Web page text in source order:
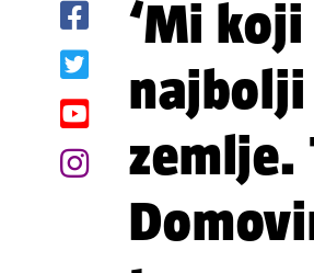
‘Mi
najbolji
zemlje.